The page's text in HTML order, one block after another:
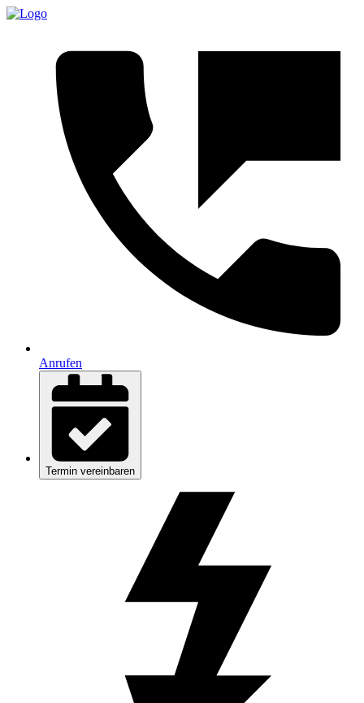
Anrufen
Termin vereinbaren